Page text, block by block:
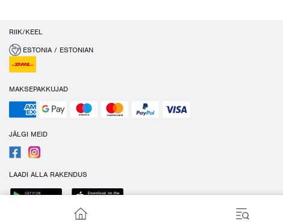
RIIK/KEEL
ESTONIA / ESTONIAN
MAKSEPAKKUJAD
JÄLGI MEID
LAADI ALLA RAKENDUS